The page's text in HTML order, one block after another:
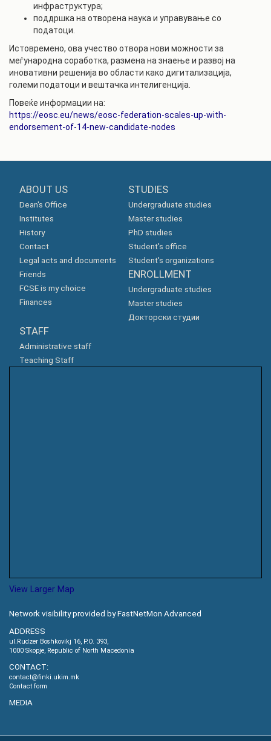
инфраструктура;
поддршка на отворена наука и управување со
податоци.
Истовремено, ова учество отвора нови можности за
меѓународна соработка, размена на знаење и развој на
иновативни решенија во области како дигитализација,
големи податоци и вештачка интелигенција.
Повеќе информации на:
https://eosc.eu/news/eosc-federation-scales-up-with-
endorsement-of-14-new-candidate-nodes
ABOUT US
Dean's Office
Institutes
History
Contact
Legal acts and documents
Friends
FCSE is my choice
Finances
STUDIES
Undergraduate studies
Master studies
PhD studies
Student's office
Student's organizations
ENROLLMENT
Undergraduate studies
Master studies
Докторски студии
STAFF
Administrative staff
Teaching Staff
View Larger Map
Network visibility provided by FastNetMon Advanced
ADDRESS
ul.Rudzer Boshkovikj 16, P.O. 393,
1000 Skopje, Republic of North Macedonia
CONTACT:
contact@finki.ukim.mk
Contact form
MEDIA